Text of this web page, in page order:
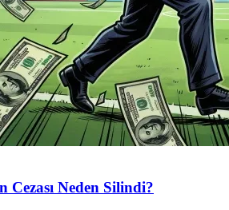
Cezası Neden Silindi?